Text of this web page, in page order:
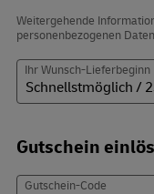
Weitergehende
personenbezogenen
Ihr Wunsch-Lieferbeginn
Gutschein
Gutschein-Code